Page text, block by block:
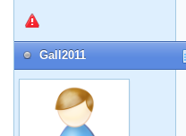
Gall2011